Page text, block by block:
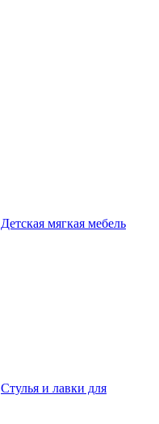
Детская мягкая мебель
Стулья и лавки для